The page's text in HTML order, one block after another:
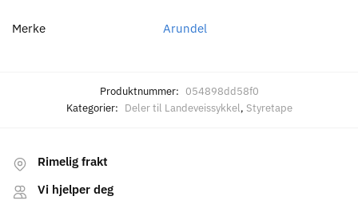
Merke Arundel
Produktnummer: 054898dd58f0
Kategorier: Deler til Landeveissykkel, Styretape
Rimelig frakt
Vi hjelper deg